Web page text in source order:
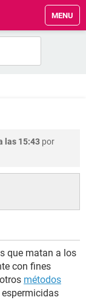
MENU
las 15:43 por
que matan a los
con fines
métodos